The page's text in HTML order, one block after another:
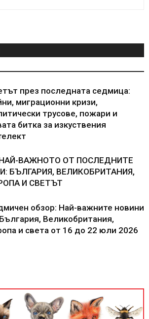
през последната седмица:
миграционни кризи,
трусове, пожари и
битка за изкуствения
ВАЖНОТО ОТ ПОСЛЕДНИТЕ
БЪЛГАРИЯ, ВЕЛИКОБРИТАНИЯ,
И СВЕТЪТ
обзор: Най-важните новини
Великобритания,
и света от 16 до 22 юли 2026